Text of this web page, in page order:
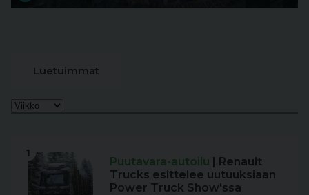
Luetuimmat
1
Puutavara-autoilu | Renault
Trucks esittelee uutuuksiaan
Power Truck Show'ssa